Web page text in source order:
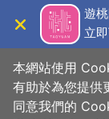
主
遊
立
本網站使用
有助於為您提供
同意我們的